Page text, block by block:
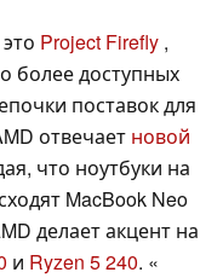
Project Firefly ,
более доступных
поставок для
отвечает новой
что ноутбуки на
MacBook Neo
делает акцент на
и Ryzen 5 240. «